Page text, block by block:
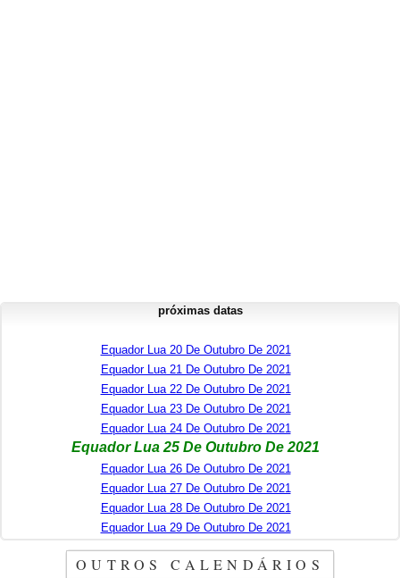
próximas datas
Equador Lua 20 De Outubro De 2021
Equador Lua 21 De Outubro De 2021
Equador Lua 22 De Outubro De 2021
Equador Lua 23 De Outubro De 2021
Equador Lua 24 De Outubro De 2021
Equador Lua 25 De Outubro De 2021
Equador Lua 26 De Outubro De 2021
Equador Lua 27 De Outubro De 2021
Equador Lua 28 De Outubro De 2021
Equador Lua 29 De Outubro De 2021
OUTROS CALENDÁRIOS